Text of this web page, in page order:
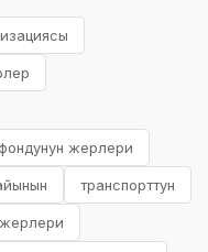
жерлери
транспорттун